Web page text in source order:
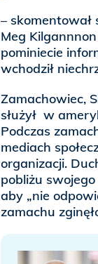
– skomentował
Meg
pominiecie
wchodził
Zamachowiec,
służył w
Podczas
mediach
organizacji.
pobliżu
aby „nie
zamachu